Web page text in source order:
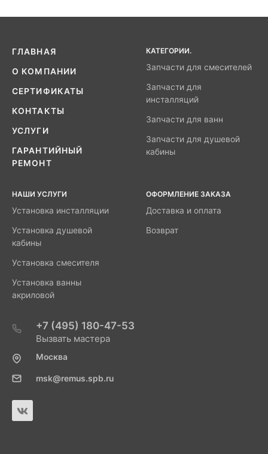
ГЛАВНАЯ
О КОМПАНИИ
СЕРТИФИКАТЫ
КОНТАКТЫ
УСЛУГИ
ГАРАНТИЙНЫЙ
РЕМОНТ
КАТЕГОРИИ.
Запчасти для смесителей
Запчасти для
инсталляций
Запчасти для ванн
Запчасти для душевой
кабины
НАШИ УСЛУГИ
Установка инсталляции
Установка душевой
кабины
Установка смесителя
Установка ванны
акриловой
ОФОРМЛЕНИЕ ЗАКАЗА
Доставка и оплата
Возврат
+7 (495) 180-47-53
Вызвать мастера
Москва
msk@remus.spb.ru